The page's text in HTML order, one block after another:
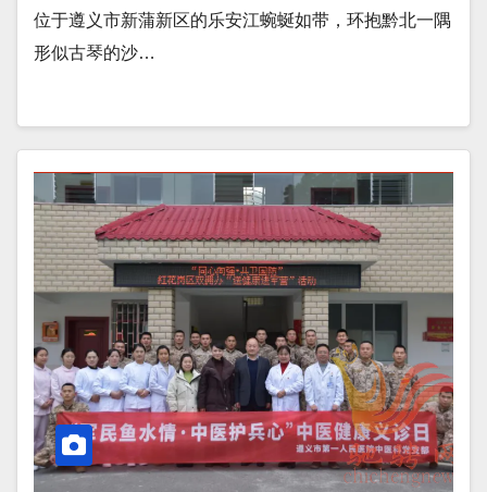
位于遵义市新蒲新区的乐安江蜿蜒如带，环抱黔北一隅
形似古琴的沙…